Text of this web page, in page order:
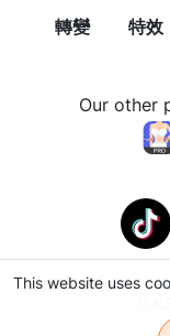
轉變 特效
Our other
This website uses